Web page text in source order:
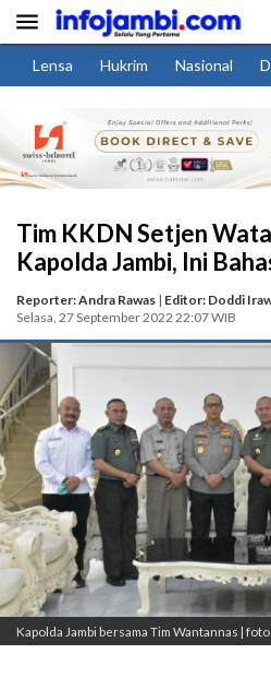

Lensa Hukrim Nasional
Tim KKDN Setjen
Kapolda Jambi, Ini
Reporter: Andra Rawas | Editor: Doddi
Selasa, 27 September 2022 22:07 WIB
Kapolda Jambi bersama Tim Wantannas |